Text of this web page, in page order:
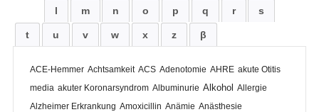
l m n o p q r s
t u v w x z β
ACE-Hemmer Achtsamkeit ACS Adenotomie AHRE akute Otitis
media akuter Koronarsyndrom Albuminurie Alkohol Allergie
Alzheimer Erkrankung Amoxicillin Anämie Anästhesie